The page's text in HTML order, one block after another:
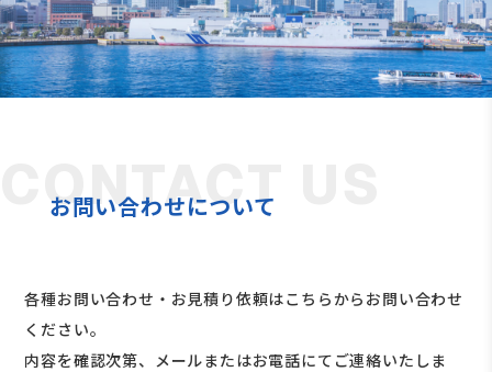
CONTACT US
お問い合わせについて
各種お問い合わせ・お見積り依頼はこちらからお問い合わせ
ください。
内容を確認次第、メールまたはお電話にてご連絡いたしま